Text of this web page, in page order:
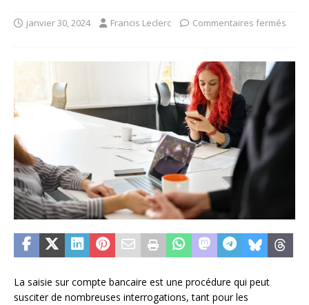
janvier 30, 2024 Francis Leclerc Commentaires fermés
La saisie sur compte bancaire est une procédure qui peut
susciter de nombreuses interrogations, tant pour les